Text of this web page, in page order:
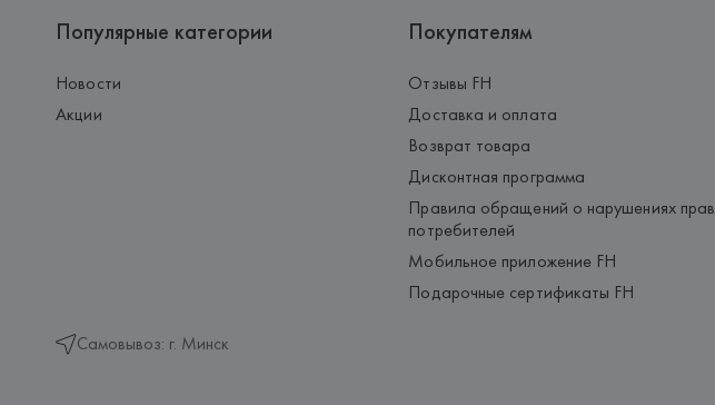
Популярные категории
Новости
Акции
Самовывоз: г. Минск
Покупателям
Отзывы FH
Доставка и оплата
Возврат товара
Дисконтная программа
Правила обращений о нарушениях прав
потребителей
Мобильное приложение FH
Подарочные сертификаты FH